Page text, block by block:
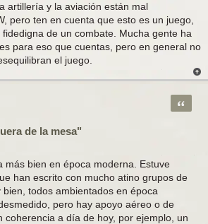
artillería y la aviación están mal
pero ten en cuenta que esto es un juego,
de un combate. Mucha gente ha
para eso que cuentas, pero en general no
el juego.
de la mesa"
Citar
más bien en época moderna. Estuve
han escrito con mucho atino grupos de
todos ambientados en época
pero hay apoyo aéreo o de
coherencia a día de hoy, por ejemplo, un